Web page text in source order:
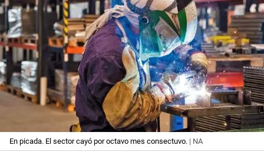
En picada. El sector cayó por octavo mes consectuvo. | NA